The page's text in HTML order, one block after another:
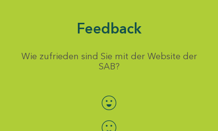
Feedback
Wie zufrieden sind Sie mit der Website der
SAB?
Bewertung auswählen